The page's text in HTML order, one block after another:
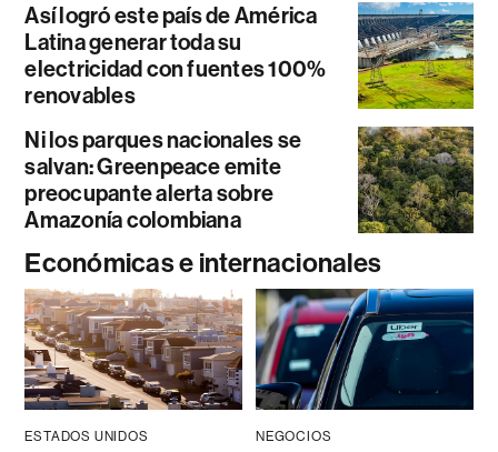
Así logró este país de América
Latina generar toda su
electricidad con fuentes 100%
renovables
Ni los parques nacionales se
salvan: Greenpeace emite
preocupante alerta sobre
Amazonía colombiana
Económicas e internacionales
ESTADOS UNIDOS NEGOCIOS